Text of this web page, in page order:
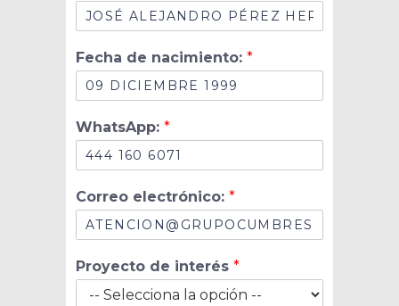
c
o
m
p
l
e
o
:
C
r
r
e
Fecha de nacimiento: *
WhatsApp: *
Correo electrónico: *
Proyecto de interés *